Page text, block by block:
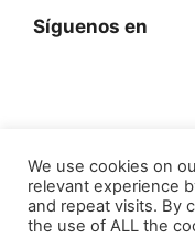
Síguenos en
Aviso Legal|
Cookies|
We use cookies on
relevant experience
and repeat visits. By
the use of ALL the